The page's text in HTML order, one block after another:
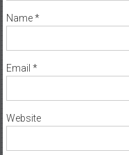
Name*
Email *
Website